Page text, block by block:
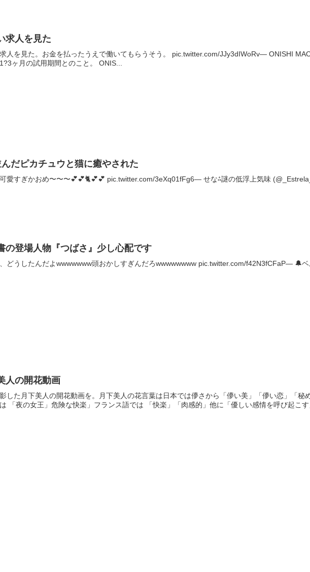
求人を見た
人を見た。お金を払ったうえで働いてもらうそう。 pic.twitter.com/JJy3dIWoRv— ONISHI
ヶ月の試用期間とのこと。 ONIS...
だピカチュウと猫に癒やされた
愛すぎかおめ〜〜〜💕💕🐈💕💕 pic.twitter.com/3eXq01fFg6— せな⁂謎の低浮上気味
の登場人物『つばさ』少し心配です
どうしたんだよwwwwwww頭おかしすぎんだろwwwwwwww pic.twitter.com/f42N3fCFaP— 🔔
人の開花動画
した月下美人の開花動画を。月下美人の花言葉は日本では儚さから「儚い美」「儚い恋」「秘
「夜の女王」危険な快楽」フランス語では 「快楽」「肉感的」他に「優しい感情を呼び起こす